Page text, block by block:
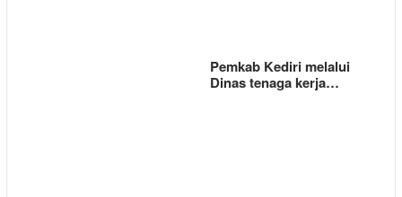
Pemkab Kediri melalui
Dinas tenaga kerja…